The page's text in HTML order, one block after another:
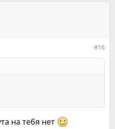
#16
на тебя нет